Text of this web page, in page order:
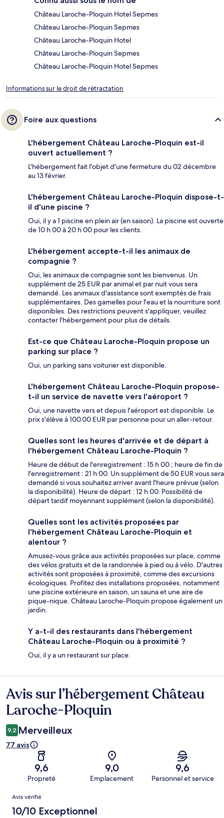
Château Laroche-Ploquin Hotel Sepmes
Château Laroche-Ploquin Sepmes
Château Laroche-Ploquin Hotel
Château Laroche-Ploquin Sepmes
Château Laroche-Ploquin Hotel Sepmes
Informations sur le droit de rétractation
Foire aux questions
L'hébergement Château Laroche-Ploquin est-il
ouvert actuellement ?
L'hébergement fait l'objet d'une fermeture du 02 décembre
au 13 février.
L'hébergement Château Laroche-Ploquin dispose-t-
il d'une piscine ?
Oui, il y a 1 piscine en plein air (en saison). La piscine est ouverte
de 10 h 00 à 20 h 00 pour les clients.
L'hébergement accepte-t-il les animaux de
compagnie ?
Oui, les animaux de compagnie sont les bienvenus. Un
supplément de 25 EUR par animal et par nuit vous sera
demandé. Les animaux d'assistance sont exemptés de frais
supplémentaires. Des gamelles pour l'eau et la nourriture sont
disponibles. Des restrictions peuvent s'appliquer, veuillez
contacter l'hébergement pour plus de détails.
Est-ce que Château Laroche-Ploquin propose un
parking sur place ?
Oui, un parking sans voiturier est disponible.
L'hébergement Château Laroche-Ploquin propose-
t-il un service de navette vers l'aéroport ?
Oui, une navette vers et depuis l'aéroport est disponible. Le
prix s'élève à 100.00 EUR par personne pour un aller-retour.
Quelles sont les heures d'arrivée et de départ à
l'hébergement Château Laroche-Ploquin ?
Heure de début de l'enregistrement : 15 h 00 ; heure de fin de
l'enregistrement : 21 h 00. Un supplément de 50 EUR vous sera
demandé si vous souhaitez arriver avant l'heure prévue (selon
la disponibilité). Heure de départ : 12 h 00. Possibilité de
départ tardif moyennant supplément (selon la disponibilité).
Quelles sont les activités proposées par
l'hébergement Château Laroche-Ploquin et
alentour ?
Amusez-vous grâce aux activités proposées sur place, comme
des vélos gratuits et de la randonnée à pied ou à vélo. D'autres
activités sont proposées à proximité, comme des excursions
écologiques. Profitez des installations proposées, notamment
une piscine extérieure en saison, un sauna et une aire de
pique-nique. Château Laroche-Ploquin propose également un
jardin.
Y a-t-il des restaurants dans l'hébergement
Château Laroche-Ploquin ou à proximité ?
Oui, il y a un restaurant sur place.
Avis
Avis sur l’hébergement Château
Laroche-Ploquin
9,2 Merveilleux
77 avis
9,6
Propreté
9,0
Emplacement
9,6
Personnel et service
Avis
Avis vérifié
10/10 Exceptionnel